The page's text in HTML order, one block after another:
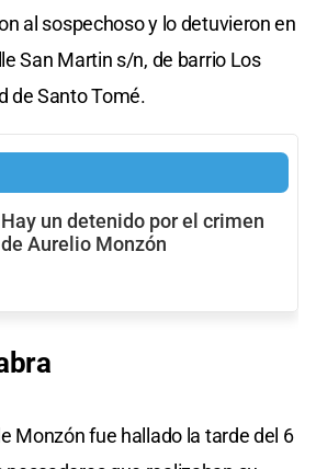
al sospechoso y lo detuvieron en
San Martin s/n, de barrio Los
de Santo Tomé.
Hay un detenido por el crimen
de Aurelio Monzón
Monzón fue hallado la tarde del 6